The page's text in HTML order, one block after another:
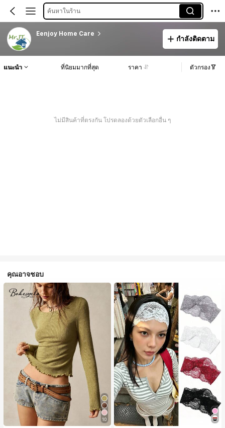
ค้นหาในร้าน
Eenjoy Home Care
กำลังติดตาม
แนะนำ ที่นิยมมากที่สุด ราคา ตัวกรอง
ไม่มีสินค้าที่ตรงกัน โปรดลองด้วยตัวเลือกอื่น ๆ
คุณอาจชอบ
10
#1 ขายดี
ใน ไม่เป็นทางการ เครื่องประดับผมผู้หญิง
เกือบหมดแล้ว!